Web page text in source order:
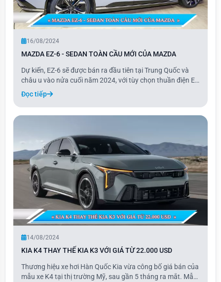
16/08/2024
MAZDA EZ-6 - SEDAN TOÀN CẦU MỚI CỦA MAZDA
Dự kiến, EZ-6 sẽ được bán ra đầu tiên tại Trung Quốc và
châu u vào nửa cuối năm 2024, với tùy chọn thuần điện EV
hoặc hybrid cắm điện PHEV. Sau khi ra mắt tại hai thị
trường này, mẫu xe sẽ tiếp tục được giới thiệu ở các khu
vực khác trên thế giới.
Đọc tiếp
14/08/2024
KIA K4 THAY THẾ KIA K3 VỚI GIÁ TỪ 22.000 USD
Thương hiệu xe hơi Hàn Quốc Kia vừa công bố giá bán của
mẫu xe K4 tại thị trường Mỹ, sau gần 5 tháng ra mắt. Mẫu